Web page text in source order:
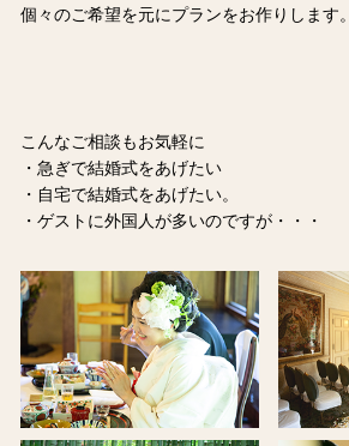
個々のご希望を元にプランをお作りします。
こんなご相談もお気軽に
・急ぎで結婚式をあげたい
・自宅で結婚式をあげたい。
・ゲストに外国人が多いのですが・・・